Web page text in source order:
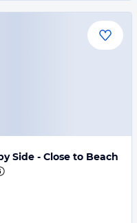
Side - Close to Beach